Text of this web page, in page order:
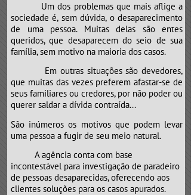
Um dos problemas que mais aflige a
sociedade é, sem dúvida, o desaparecimento
de uma pessoa. Muitas delas são entes
queridos, que desaparecem do seio de sua
família, sem motivo na maioria dos casos.
Em outras situações são devedores,
que muitas das vezes preferem afastar-se de
seus familiares ou credores, por não poder ou
querer saldar a dívida contraída...
São inúmeros os motivos que podem levar
uma pessoa a fugir de seu meio natural.
​​​​​​​A agência conta com base
incontestável para investigação de paradeiro
de pessoas desaparecidas, oferecendo aos
clientes soluções para os casos apurados.